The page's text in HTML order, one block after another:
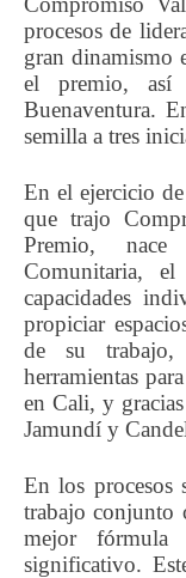
procesos de
gran dinamismo
el premio, así
Buenaventura.
semilla a tres
En el ejercicio
que trajo
Premio,
Comunitaria,
capacidades
propiciar
de su trabajo,
herramientas
en Cali, y
Jamundí y
En los procesos
trabajo conjunto
mejor
significativo.